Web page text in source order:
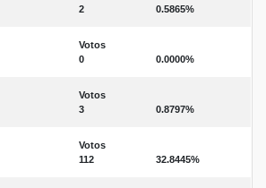
2
0.5865%
Votos
0
0.0000%
Votos
3
0.8797%
Votos
112
32.8445%